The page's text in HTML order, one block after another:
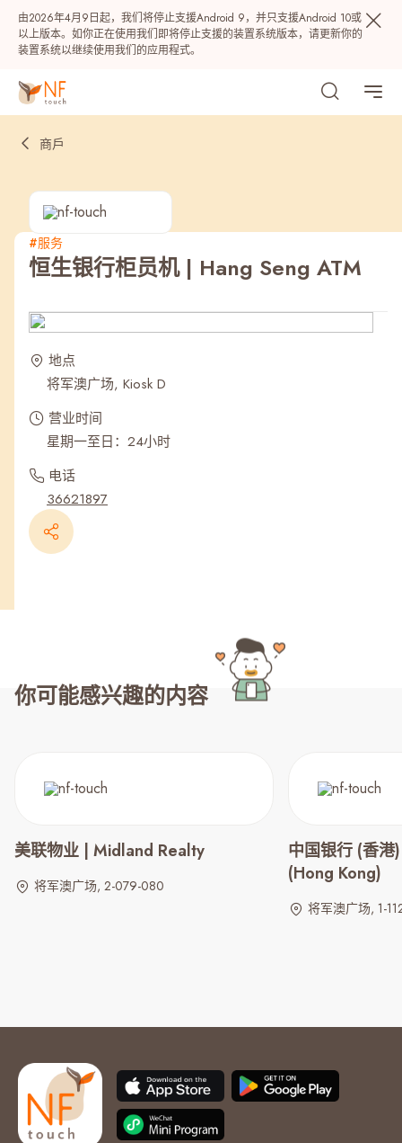
由2026年4月9日起，我们将停止支援Android 9，并只支援Android 10或
以上版本。如你正在使用我们即将停止支援的装置系统版本，请更新你的
装置系统以继续使用我们的应用程式。
热门
NF 种籽
最近搜寻纪录
商戶
#服务
恒生银行柜员机 | Hang Seng ATM
地点
将军澳广场, Kiosk D
营业时间
星期一至日：24小时
电话
36621897
你可能感兴趣的内容
美联物业 | Midland Realty
将军澳广场, 2-079-080
中国银行 (香
(Hong Kong)
将军澳广场, 1-